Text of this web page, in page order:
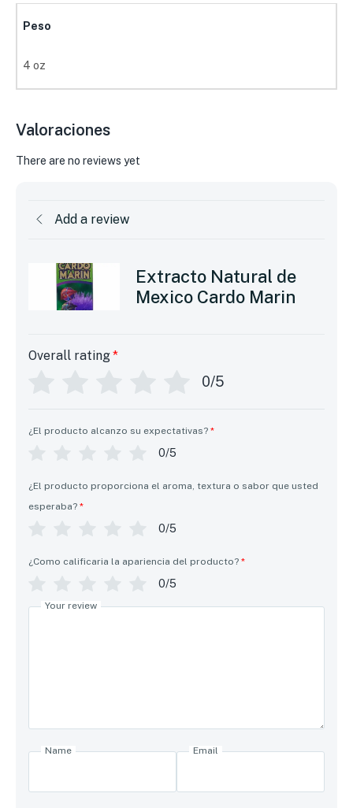
Peso
4 oz
Valoraciones
There are no reviews yet
Add a review
Extracto Natural de
Mexico Cardo Marin
Overall rating*
0/5
¿El producto alcanzo su expectativas? *
0/5
¿El producto proporciona el aroma, textura o sabor que usted
esperaba? *
0/5
¿Como calificaria la apariencia del producto? *
0/5
Your review
Name Email